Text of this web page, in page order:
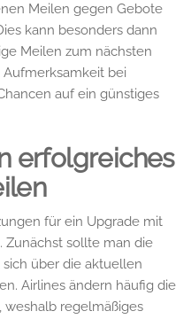
Meilen gegen Gebote
kann besonders dann
Meilen zum nächsten
bei
auf ein günstiges
erfolgreiches
für ein Upgrade mit
Zunächst sollte man die
über die aktuellen
Airlines ändern häufig die
regelmäßiges